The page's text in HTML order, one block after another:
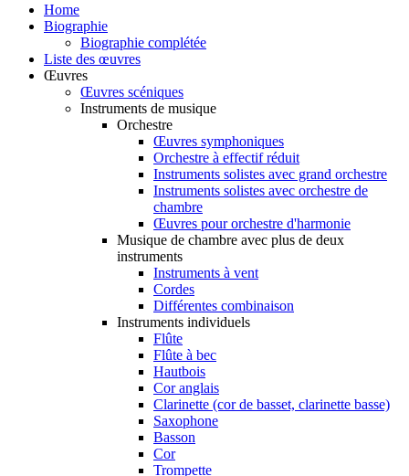
Home
Biographie
Biographie complétée
Liste des œuvres
Œuvres
Œuvres scéniques
Instruments de musique
Orchestre
Œuvres symphoniques
Orchestre à effectif réduit
Instruments solistes avec grand orchestre
Instruments solistes avec orchestre de
chambre
Œuvres pour orchestre d'harmonie
Musique de chambre avec plus de deux
instruments
Instruments à vent
Cordes
Différentes combinaison
Instruments individuels
Flûte
Flûte à bec
Hautbois
Cor anglais
Clarinette (cor de basset, clarinette basse)
Saxophone
Basson
Cor
Trompette